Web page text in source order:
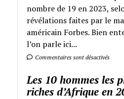
nombre de 19 en 2023,
révélations faites par le
américain Forbes. Bien
l’on parle ici...
Commentaires sont désactivés
Les 10 hommes les
riches d’Afrique en